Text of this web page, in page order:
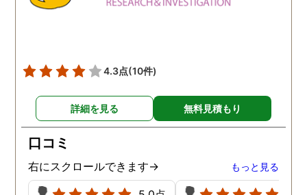
毎日のように離婚を迫っ
れそうになる中でとても
強かったです。 仕事と
ださっていたり、親身に
ドバイスをくださったこ
4.3点(10件)
詳細を見る 無料見積もり
口コミ
右にスクロールできます→ もっと見る